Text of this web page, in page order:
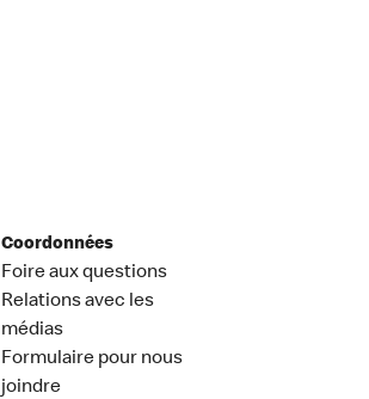
Coordonnées
Foire aux questions
Relations avec les
médias
Formulaire pour nous
joindre